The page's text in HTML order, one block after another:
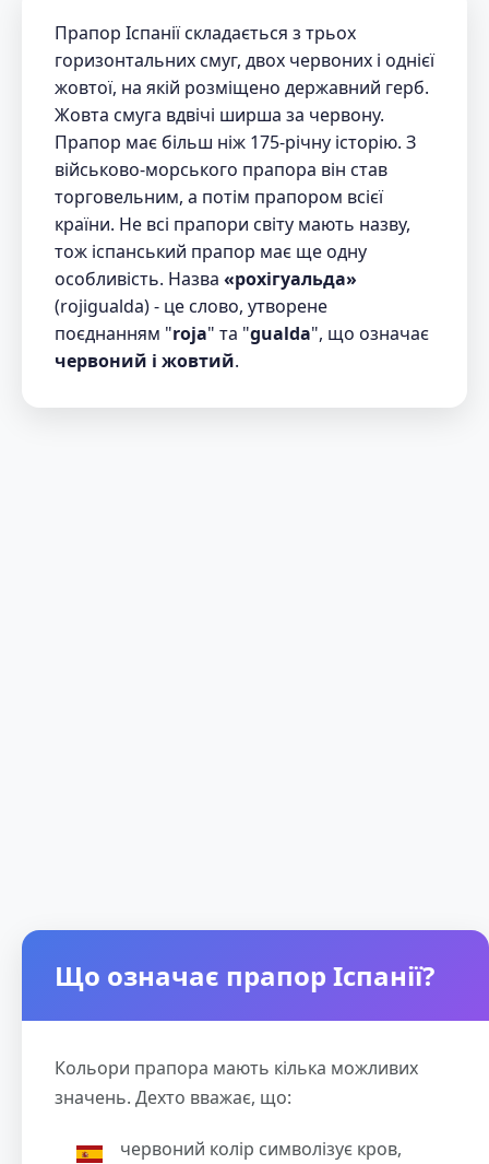
Прапор Іспанії складається з трьох
горизонтальних смуг, двох червоних і однієї
жовтої, на якій розміщено державний герб.
Жовта смуга вдвічі ширша за червону.
Прапор має більш ніж 175-річну історію. З
військово-морського прапора він став
торговельним, а потім прапором всієї
країни. Не всі прапори світу мають назву,
тож іспанський прапор має ще одну
особливість. Назва «рохігуальда»
(rojigualda) - це слово, утворене
поєднанням "roja" та "gualda", що означає
червоний і жовтий.
Що означає прапор Іспанії?
Кольори прапора мають кілька можливих
значень. Дехто вважає, що:
червоний колір символізує кров,